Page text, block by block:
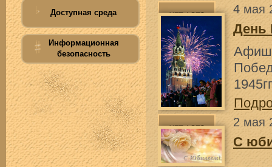
Доступная среда
Информационная
безопасность
4 мая
День
1945гг
2 мая
С